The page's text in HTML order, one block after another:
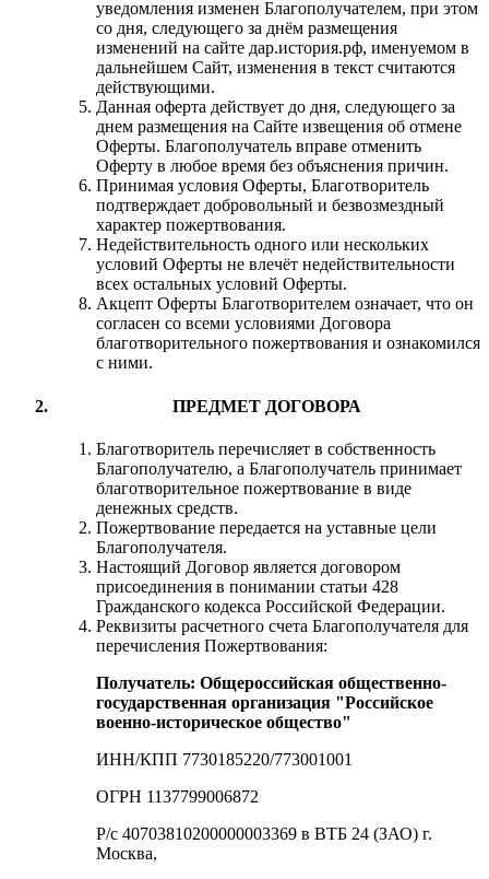
уведомления изменен Благополучателем, при этом
со дня, следующего за днём размещения
изменений на сайте дар.история.рф, именуемом в
дальнейшем Сайт, изменения в текст считаются
действующими.
Данная оферта действует до дня, следующего за
днем размещения на Сайте извещения об отмене
Оферты. Благополучатель вправе отменить
Оферту в любое время без объяснения причин.
Принимая условия Оферты, Благотворитель
подтверждает добровольный и безвозмездный
характер пожертвования.
Недействительность одного или нескольких
условий Оферты не влечёт недействительности
всех остальных условий Оферты.
Акцепт Оферты Благотворителем означает, что он
согласен со всеми условиями Договора
благотворительного пожертвования и ознакомился
с ними.
ПРЕДМЕТ ДОГОВОРА
Благотворитель перечисляет в собственность
Благополучателю, а Благополучатель принимает
благотворительное пожертвование в виде
денежных средств.
Пожертвование передается на уставные цели
Благополучателя.
Настоящий Договор является договором
присоединения в понимании статьи 428
Гражданского кодекса Российской Федерации.
Реквизиты расчетного счета Благополучателя для
перечисления Пожертвования:
Получатель: Общероссийская общественно-
государственная организация "Российское
военно-историческое общество"
ИНН/КПП 7730185220/773001001
ОГРН 1137799006872
Р/с 40703810200000003369 в ВТБ 24 (ЗАО) г.
Москва,